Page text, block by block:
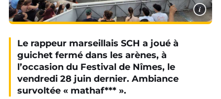
i
Le rappeur marseillais SCH a joué à
guichet fermé dans les arènes, à
l’occasion du Festival de Nîmes, le
vendredi 28 juin dernier. Ambiance
survoltée « mathaf*** ».